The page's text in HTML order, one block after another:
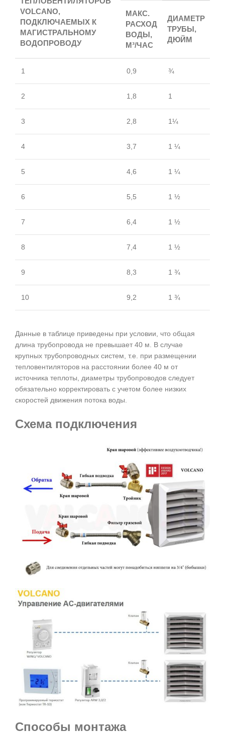
VOLCANO,
ПОДКЛЮЧАЕМЫХ К
МАГИСТРАЛЬНОМУ
ВОДОПРОВОДУ
МАКС.
РАСХОД
ВОДЫ,
М³/ЧАС
ДИАМЕТР
ТРУБЫ,
ДЮЙМ
1 0,9 ¾
2 1,8 1
3 2,8 1¼
4 3,7 1 ¼
5 4,6 1 ¼
6 5,5 1 ½
7 6,4 1 ½
8 7,4 1 ½
9 8,3 1 ¾
10 9,2 1 ¾
Данные в таблице приведены при условии, что общая
длина трубопровода не превышает 40 м. В случае
крупных трубопроводных систем, т.е. при размещении
тепловентиляторов на расстоянии более 40 м от
источника теплоты, диаметры трубопроводов следует
обязательно корректировать с учетом более низких
скоростей движения потока воды.
Схема подключения
Способы монтажа